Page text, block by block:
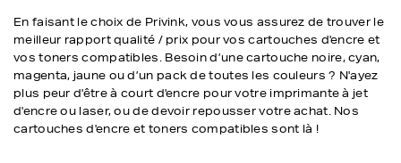
En faisant le choix de Privink, vous vous assurez de trouver le
meilleur rapport qualité / prix pour vos cartouches d'encre et
vos toners compatibles. Besoin d’une cartouche noire, cyan,
magenta, jaune ou d’un pack de toutes les couleurs ? N'ayez
plus peur d'être à court d'encre pour votre imprimante à jet
d'encre ou laser, ou de devoir repousser votre achat. Nos
cartouches d'encre et toners compatibles sont là !